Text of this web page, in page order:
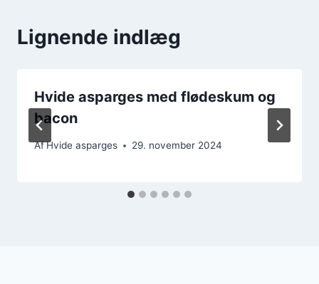
Lignende indlæg
Hvide asparges med flødeskum og
bacon
AfHvide asparges 29. november 2024